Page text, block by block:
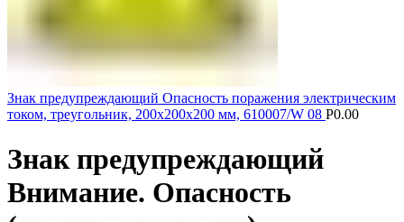
Знак предупреждающий Опасность поражения электрическим
током, треугольник, 200х200х200 мм, 610007/W 08 Р0.00
Знак предупреждающий
Внимание. Опасность